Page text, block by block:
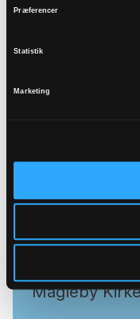
Præferencer
Statistik
Marketing
Magleby